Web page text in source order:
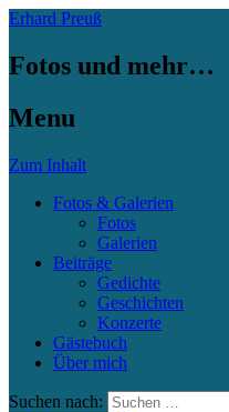
Erhard Preuß
Fotos und mehr…
Menu
Zum Inhalt
Fotos & Galerien
Fotos
Galerien
Beiträge
Gedichte
Geschichten
Konzerte
Gästebuch
Über mich
Suchen nach: